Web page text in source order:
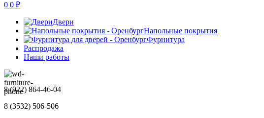
0 0 ₽
Двери
Напольные покрытия
Фурнитура
Распродажа
Наши работы
8 (922) 864-46-04
8 (3532) 506-506